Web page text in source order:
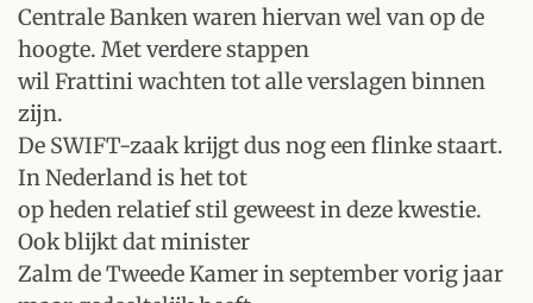
Centrale Banken waren hiervan wel van op de
hoogte. Met verdere stappen
wil Frattini wachten tot alle verslagen binnen
zijn.
De SWIFT-zaak krijgt dus nog een flinke staart.
In Nederland is het tot
op heden relatief stil geweest in deze kwestie.
Ook blijkt dat minister
Zalm de Tweede Kamer in september vorig jaar